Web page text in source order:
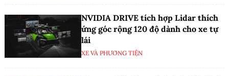
NVIDIA DRIVE tích hợp Lidar thích
ứng góc rộng 120 độ dành cho xe tự
lái
XE VÀ PHƯƠNG TIỆN